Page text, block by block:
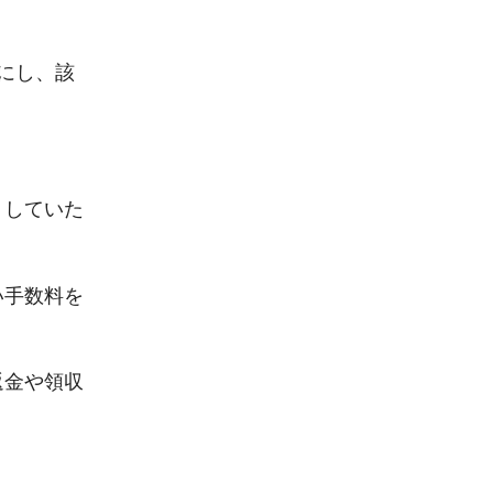
し、該
ていた
数料を
や領収